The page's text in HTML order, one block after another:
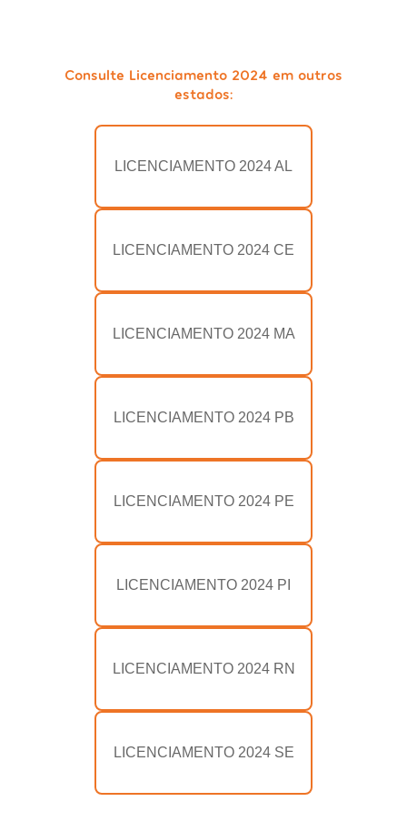
Consulte Licenciamento 2024 em outros
estados:
LICENCIAMENTO 2024 AL
LICENCIAMENTO 2024 CE
LICENCIAMENTO 2024 MA
LICENCIAMENTO 2024 PB
LICENCIAMENTO 2024 PE
LICENCIAMENTO 2024 PI
LICENCIAMENTO 2024 RN
LICENCIAMENTO 2024 SE